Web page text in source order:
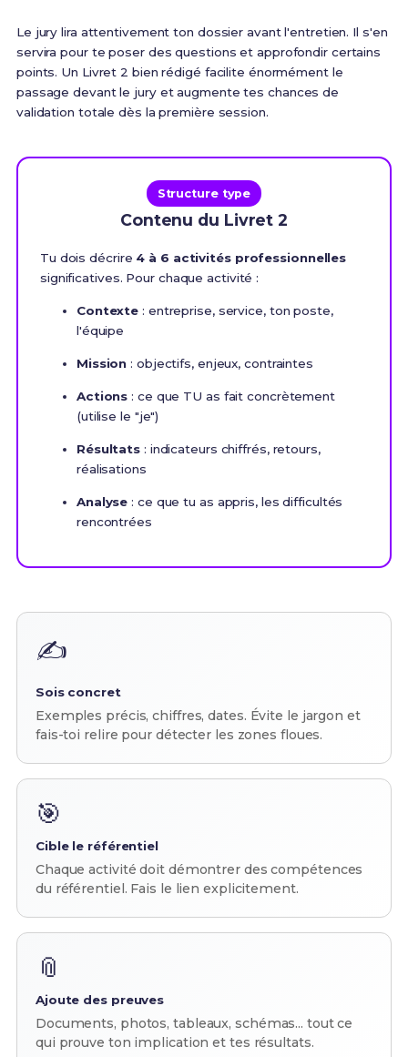
Le jury lira attentivement ton dossier avant l'entretien. Il s'en
servira pour te poser des questions et approfondir certains
points. Un Livret 2 bien rédigé facilite énormément le
passage devant le jury et augmente tes chances de
validation totale dès la première session.
Structure type
Contenu du Livret 2
Tu dois décrire 4 à 6 activités professionnelles
significatives. Pour chaque activité :
Contexte : entreprise, service, ton poste,
l'équipe
Mission : objectifs, enjeux, contraintes
Actions : ce que TU as fait concrètement
(utilise le "je")
Résultats : indicateurs chiffrés, retours,
réalisations
Analyse : ce que tu as appris, les difficultés
rencontrées
✍️
Sois concret
Exemples précis, chiffres, dates. Évite le jargon et
fais-toi relire pour détecter les zones floues.
🎯
Cible le référentiel
Chaque activité doit démontrer des compétences
du référentiel. Fais le lien explicitement.
📎
Ajoute des preuves
Documents, photos, tableaux, schémas... tout ce
qui prouve ton implication et tes résultats.